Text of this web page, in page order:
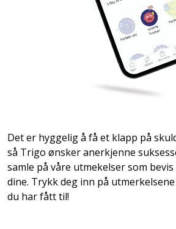
Det er hyggelig å få et klapp på
så Trigo ønsker anerkjenne
samle på våre utmekelser som
dine. Trykk deg inn på
du har fått til!